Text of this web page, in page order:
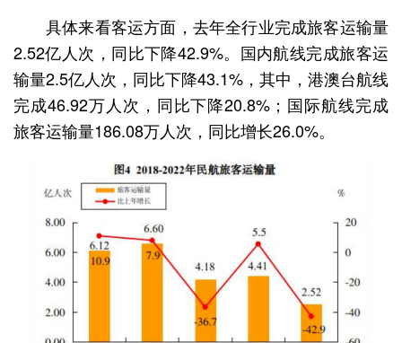
具体来看客运方面，去年全行业完成旅客运输量
2.52亿人次，同比下降42.9%。国内航线完成旅客运
输量2.5亿人次，同比下降43.1%，其中，港澳台航线
完成46.92万人次，同比下降20.8%；国际航线完成
旅客运输量186.08万人次，同比增长26.0%。